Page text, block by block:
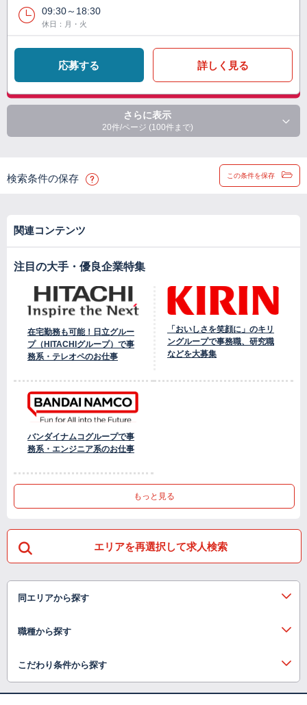
09:30～18:30
休日：月・火
応募する 詳しく見る
さらに表示
20件/ページ (100件まで)
検索条件の保存 この条件を保存
関連コンテンツ
注目の大手・優良企業特集
在宅勤務も可能！日立グルー
プ（HITACHIグループ）で事
務系・テレオペのお仕事
「おいしさを笑顔に」のキリ
ングループで事務職、研究職
などを大募集
バンダイナムコグループで事
務系・エンジニア系のお仕事
もっと見る
エリアを再選択して求人検索
同エリアから探す
職種から探す
こだわり条件から探す